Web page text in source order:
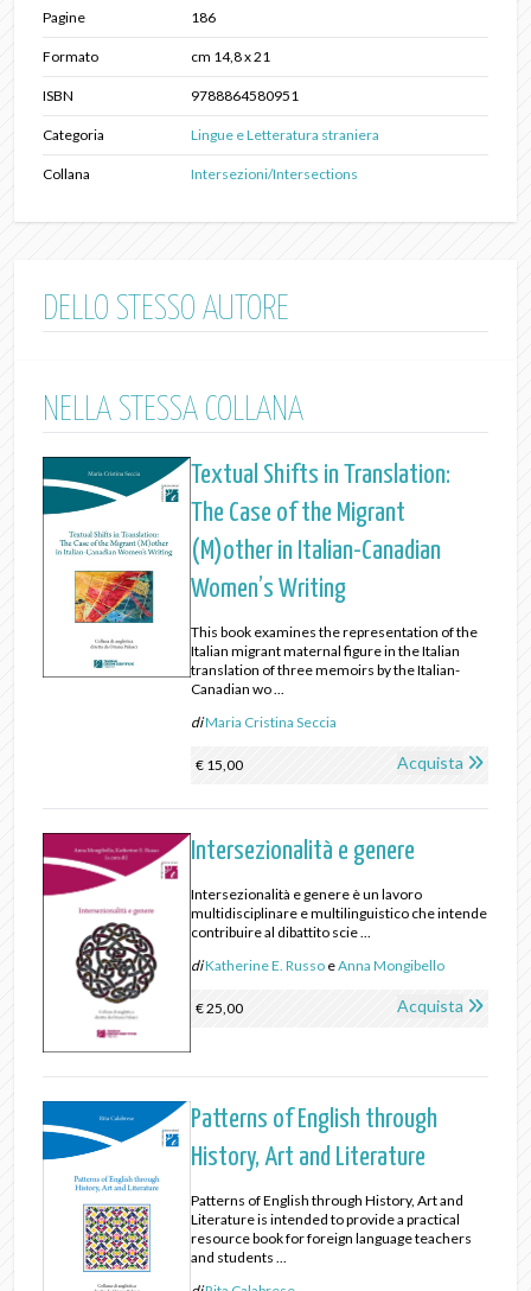
Pagine 186
Formato cm 14,8 x 21
ISBN 9788864580951
Categoria Lingue e Letteratura straniera
Collana Intersezioni/Intersections
DELLO STESSO AUTORE
NELLA STESSA COLLANA
Textual Shifts in Translation:
The Case of the Migrant
(M)other in Italian-Canadian
Women’s Writing
This book examines the representation of the
Italian migrant maternal figure in the Italian
translation of three memoirs by the Italian-
Canadian wo ...
diMaria Cristina Seccia
€ 15,00 Acquista
Intersezionalità e genere
Intersezionalità e genere è un lavoro
multidisciplinare e multilinguistico che intende
contribuire al dibattito scie ...
diKatherine E. Russo eAnna Mongibello
€ 25,00 Acquista
Patterns of English through
History, Art and Literature
Patterns of English through History, Art and
Literature is intended to provide a practical
resource book for foreign language teachers
and students ...